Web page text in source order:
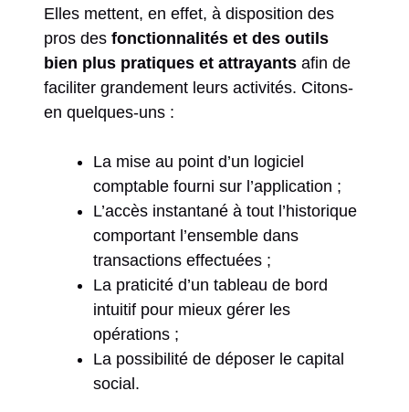
Elles mettent, en effet, à disposition des
pros des fonctionnalités et des outils
bien plus pratiques et attrayants afin de
faciliter grandement leurs activités. Citons-
en quelques-uns :
La mise au point d’un logiciel
comptable fourni sur l’application ;
L’accès instantané à tout l’historique
comportant l’ensemble dans
transactions effectuées ;
La praticité d’un tableau de bord
intuitif pour mieux gérer les
opérations ;
La possibilité de déposer le capital
social.